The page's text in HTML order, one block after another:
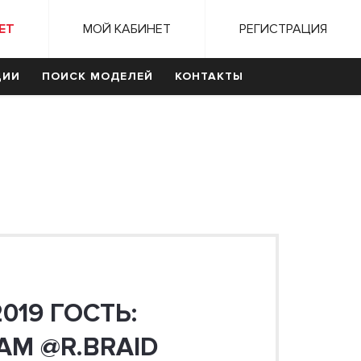
МОЙ КАБИНЕТ РЕГИСТРАЦИЯ
ПОИСК МОДЕЛЕЙ КОНТАКТЫ
ГОСТЬ:
@R.BRAID